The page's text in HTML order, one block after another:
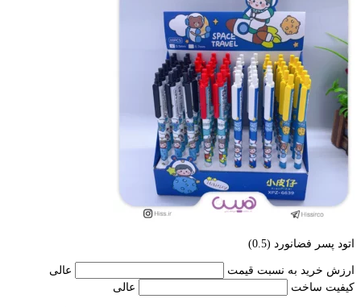
اتود پسر فضانورد (0.5)
ارزش خرید به نسبت قیمت
عالی
کیفیت ساخت
عالی